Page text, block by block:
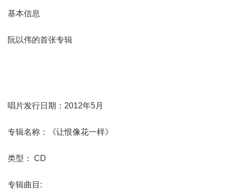
基本信息
阮以伟的首张专辑
唱片发行日期：2012年5月
专辑名称：《让恨像花一样》
类型： CD
专辑曲目: